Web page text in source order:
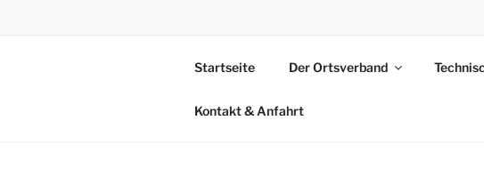
Startseite Der Ortsverband
Kontakt & Anfahrt